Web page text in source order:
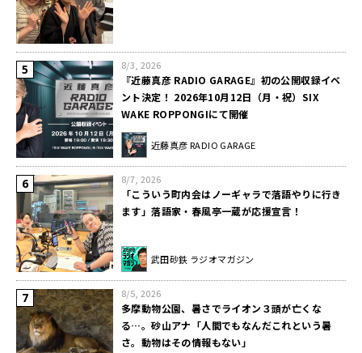
8/3, 2026
『近藤真彦 RADIO GARAGE』初の公開収録イベ
ント決定！ 2026年10月12日（月・祝）SIX
WAKE ROPPONGIにて開催
近藤真彦 RADIO GARAGE
8/7, 2026
「こういう町内会はノーギャラで落語やりに行き
ます」落語家・春風亭一蔵が応援宣言！
武田砂鉄 ラジオマガジン
8/5, 2026
多摩動物公園、暑さでライオン３頭が亡くな
る…。砂山アナ「人間でもなんだこれという暑
さ。動物はその情報もない」